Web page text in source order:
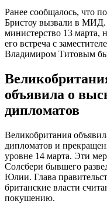
Ранее сообщалось, что
Бристоу вызвали в МИД.
министерство 13 марта,
его встреча с
Владимиром Титовым
объявила о
дипломатов
Великобритания
дипломатов и
уровне 14 марта. Эти
Солсбери бывшего
Юлии. Глава
британские власти
покушению.